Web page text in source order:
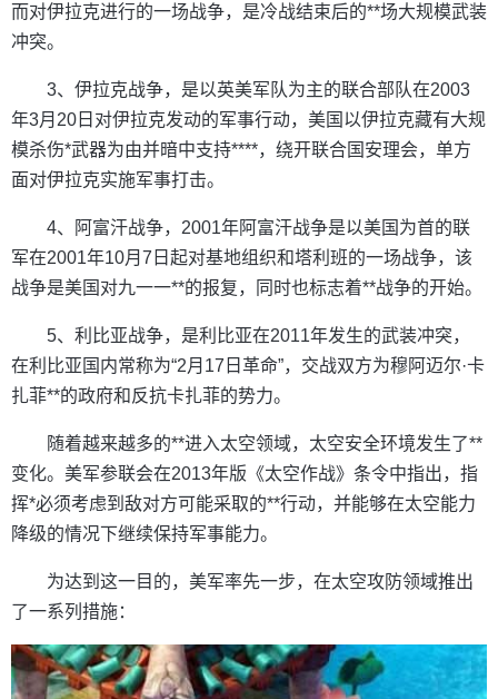
而对伊拉克进行的一场战争，是冷战结束后的**场大规模武装
冲突。
3、伊拉克战争，是以英美军队为主的联合部队在2003
年3月20日对伊拉克发动的军事行动，美国以伊拉克藏有大规
模杀伤*武器为由并暗中支持****，绕开联合国安理会，单方
面对伊拉克实施军事打击。
4、阿富汗战争，2001年阿富汗战争是以美国为首的联
军在2001年10月7日起对基地组织和塔利班的一场战争，该
战争是美国对九一一**的报复，同时也标志着**战争的开始。
5、利比亚战争，是利比亚在2011年发生的武装冲突，
在利比亚国内常称为“2月17日革命”，交战双方为穆阿迈尔·卡
扎菲**的政府和反抗卡扎菲的势力。
随着越来越多的**进入太空领域，太空安全环境发生了**
变化。美军参联会在2013年版《太空作战》条令中指出，指
挥*必须考虑到敌对方可能采取的**行动，并能够在太空能力
降级的情况下继续保持军事能力。
为达到这一目的，美军率先一步，在太空攻防领域推出
了一系列措施：